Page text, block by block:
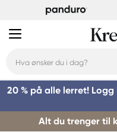
20 % på alle lerret!
Alt du trenger til